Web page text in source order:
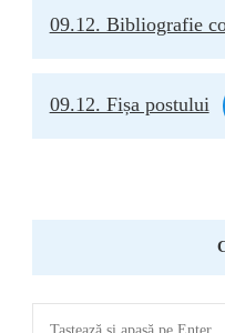
09.12. Bibliografie
09.12. Fișa postului